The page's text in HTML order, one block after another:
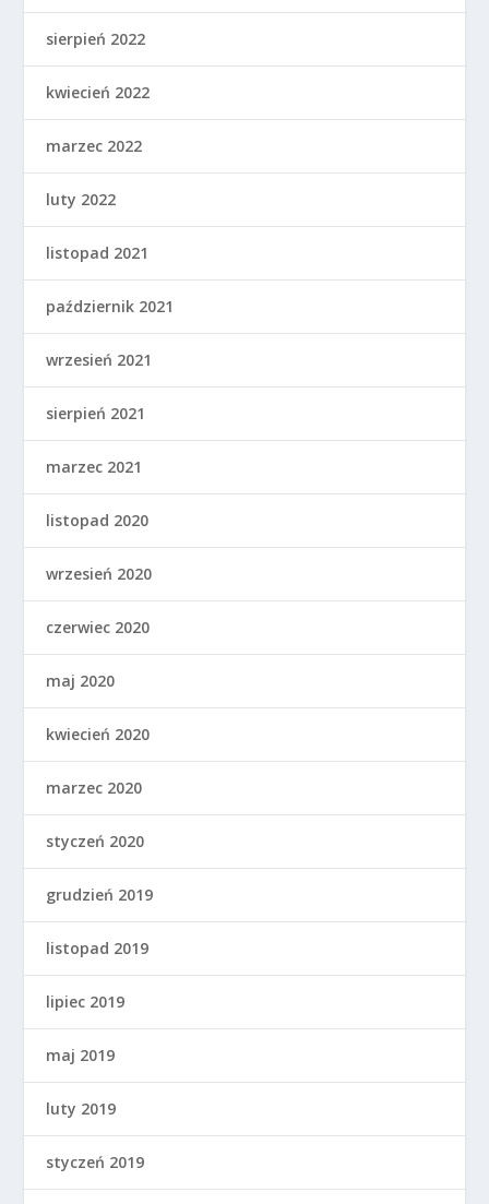
sierpień 2022
kwiecień 2022
marzec 2022
luty 2022
listopad 2021
październik 2021
wrzesień 2021
sierpień 2021
marzec 2021
listopad 2020
wrzesień 2020
czerwiec 2020
maj 2020
kwiecień 2020
marzec 2020
styczeń 2020
grudzień 2019
listopad 2019
lipiec 2019
maj 2019
luty 2019
styczeń 2019